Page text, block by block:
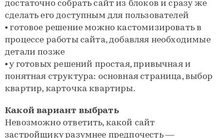
достаточно собрать сайт из блоков и сразу же
сделать его доступным для пользователей
• готовое решение можно кастомизировать в
процессе работы сайта, добавляя необходимые
детали позже
• у готовых решений простая, привычная и
понятная структура: основная страница, выбор
квартир, карточка квартиры.
Какой вариант выбрать
Невозможно ответить, какой сайт
застройщику разумнее предпочесть —